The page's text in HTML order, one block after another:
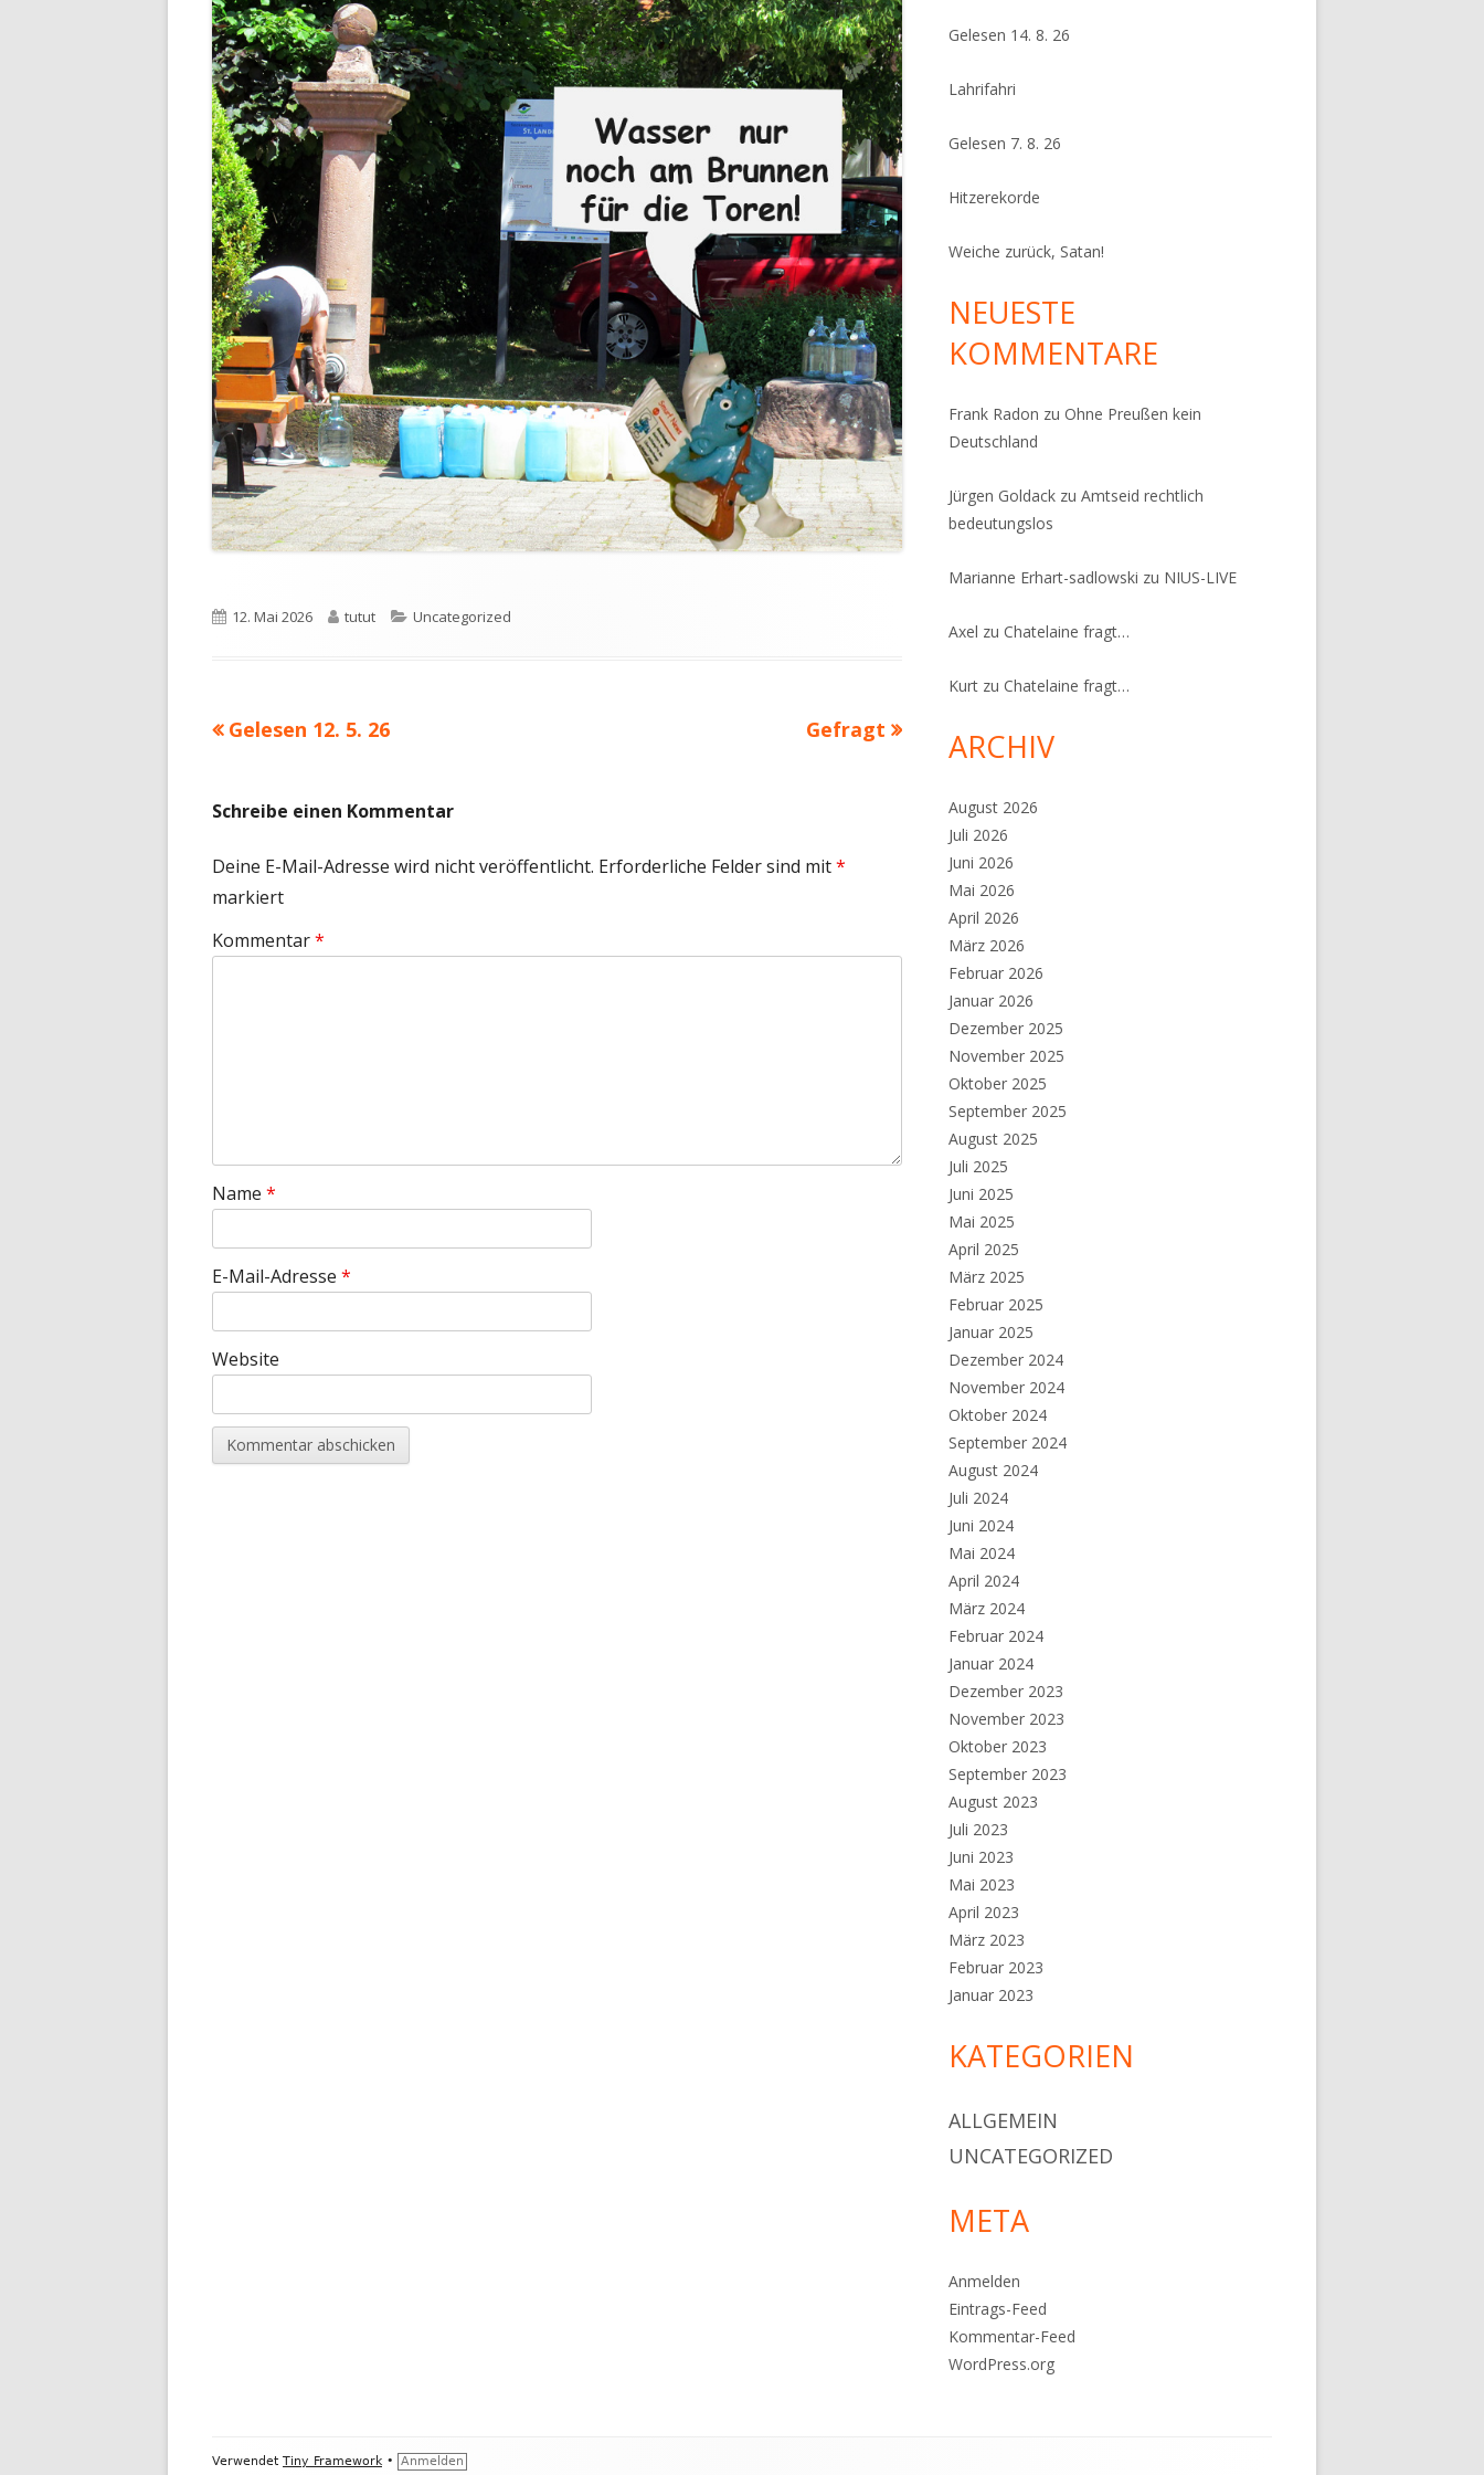
Veröffentlicht
12. Mai 2026 Autor
tutut Kategorien
Uncategorized
Beitragsnavigation
Vorheriger
Gelesen 12. 5. 26
Nächster
Gefragt
Schreibe einen Kommentar
Deine E-Mail-Adresse wird nicht veröffentlicht. Erforderliche Felder sind mit*
markiert
Kommentar*
Name *
E-Mail-Adresse *
Website
Gelesen 14. 8. 26
Lahrifahri
Gelesen 7. 8. 26
Hitzerekorde
Weiche zurück, Satan!
NEUESTE
KOMMENTARE
Frank Radon zuOhne Preußen kein
Deutschland
Jürgen Goldack zuAmtseid rechtlich
bedeutungslos
Marianne Erhart-sadlowski zu NIUS-LIVE
Axel zuChatelaine fragt…
Kurt zuChatelaine fragt…
ARCHIV
August 2026
Juli 2026
Juni 2026
Mai 2026
April 2026
März 2026
Februar 2026
Januar 2026
Dezember 2025
November 2025
Oktober 2025
September 2025
August 2025
Juli 2025
Juni 2025
Mai 2025
April 2025
März 2025
Februar 2025
Januar 2025
Dezember 2024
November 2024
Oktober 2024
September 2024
August 2024
Juli 2024
Juni 2024
Mai 2024
April 2024
März 2024
Februar 2024
Januar 2024
Dezember 2023
November 2023
Oktober 2023
September 2023
August 2023
Juli 2023
Juni 2023
Mai 2023
April 2023
März 2023
Februar 2023
Januar 2023
KATEGORIEN
ALLGEMEIN
UNCATEGORIZED
META
Anmelden
Eintrags-Feed
Kommentar-Feed
WordPress.org
Footer
Verwendet Tiny Framework • Anmelden